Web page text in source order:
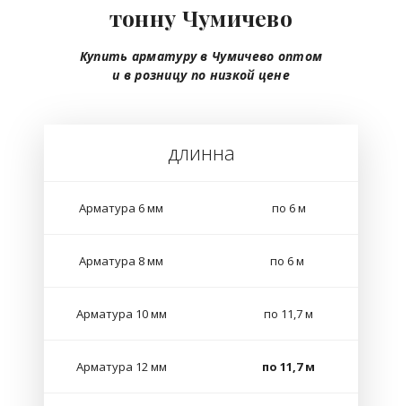
тонну Чумичево
Купить арматуру в Чумичево оптом
и в розницу по низкой цене
длинна
Арматура 6 мм по 6 м
Арматура 8 мм по 6 м
Арматура 10 мм по 11,7 м
Арматура 12 мм по 11,7 м